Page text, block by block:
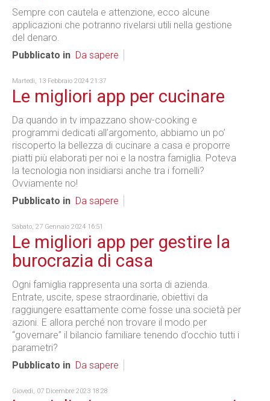
Sempre con cautela e attenzione, ecco alcune
applicazioni che potranno rivelarsi utili nella gestione
del denaro.
Pubblicato in Da sapere
Martedì, 13 Febbraio 2024 21:37
Le migliori app per cucinare
Da quando in tv impazzano show-cooking e
programmi dedicati all’argomento, abbiamo un po’
riscoperto la bellezza di cucinare a casa e proporre
piatti più elaborati per noi e la nostra famiglia. Poteva
la tecnologia non insidiarsi anche tra i fornelli?
Ovviamente no!
Pubblicato in Da sapere
Sabato, 27 Gennaio 2024 16:51
Le migliori app per gestire la
burocrazia di casa
Ogni famiglia rappresenta una sorta di azienda.
Entrate, uscite, spese straordinarie, obiettivi da
raggiungere esattamente come fosse una società per
azioni. E allora perché non trovare il modo per
“governare” il bilancio familiare tenendo d’occhio tutti i
parametri?
Pubblicato in Da sapere
Giovedì, 07 Dicembre 2023 18:28